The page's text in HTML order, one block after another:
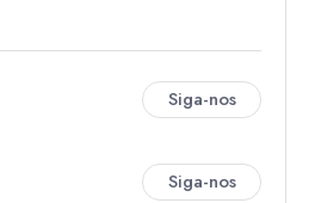
Siga-nos
Siga-nos